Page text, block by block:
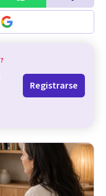
?
Registrarse